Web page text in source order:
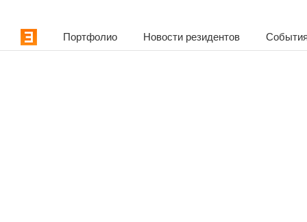
Портфолио Новости резидентов